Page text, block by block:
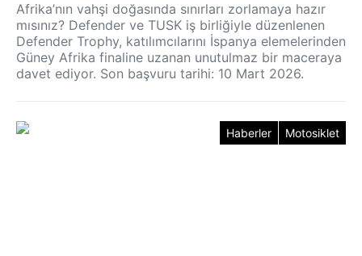
Afrika’nın vahşi doğasında sınırları zorlamaya hazır
mısınız? Defender ve TUSK iş birliğiyle düzenlenen
Defender Trophy, katılımcılarını İspanya elemelerinden
Güney Afrika finaline uzanan unutulmaz bir maceraya
davet ediyor. Son başvuru tarihi: 10 Mart 2026.
Haberler Motosiklet